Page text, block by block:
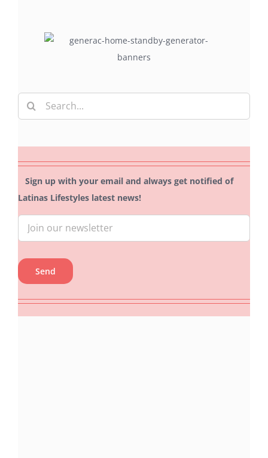
Search
for:
Sign up with your email and always get notified of
Latinas Lifestyles latest news!